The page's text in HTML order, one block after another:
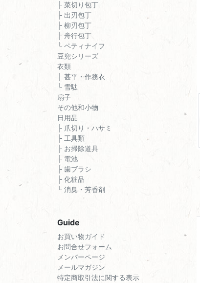
├ 菜切り包丁
├ 出刃包丁
├ 柳刃包丁
├ 舟行包丁
└ ペティナイフ
豆兜シリーズ
衣類
├ 甚平・作務衣
└ 雪駄
扇子
その他和小物
日用品
├ 爪切り・ハサミ
├ 工具類
├ お掃除道具
├ 電池
├ 歯ブラシ
├ 化粧品
└ 消臭・芳香剤
Guide
お買い物ガイド
お問合せフォーム
メンバーページ
メールマガジン
特定商取引法に関する表示